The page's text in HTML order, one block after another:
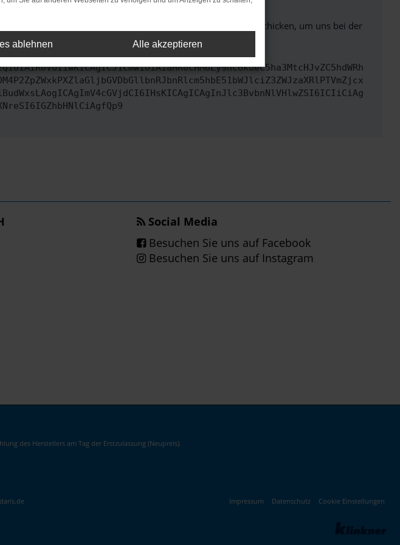
das Problem zu beheben. Du kannst uns diesen Text schicken, um uns bei der
Social Media
Besuchen Sie uns auf Facebook
Besuchen Sie uns auf Instagram
des Herstellers am Tag der Erstzulassung (Neupreis).
Impressum Datenschutz Cookie Einstellungen
ablehnen Alle akzeptieren